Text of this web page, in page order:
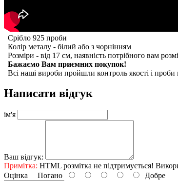
Срібло 925 проби
Колір металу - білий або з чорнінням
Розміри - від 17 см, наявність потрібного вам
Бажаємо Вам приємних покупок!
Всі наші вироби пройшли контроль якості і
Написати відгук
ім'я
Ваш відгук:
Примітка: HTML розмітка не підтримується!
Оцінка Погано Добре